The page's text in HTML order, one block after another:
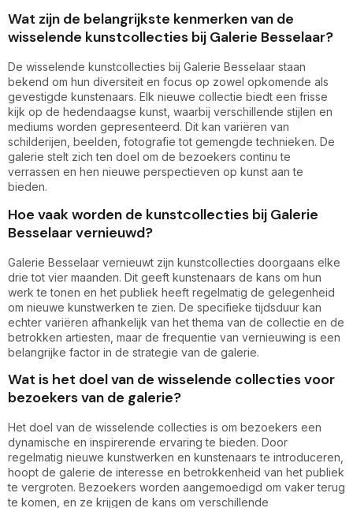
Wat zijn de belangrijkste kenmerken van de
wisselende kunstcollecties bij Galerie Besselaar?
De wisselende kunstcollecties bij Galerie Besselaar staan
bekend om hun diversiteit en focus op zowel opkomende als
gevestigde kunstenaars. Elk nieuwe collectie biedt een frisse
kijk op de hedendaagse kunst, waarbij verschillende stijlen en
mediums worden gepresenteerd. Dit kan variëren van
schilderijen, beelden, fotografie tot gemengde technieken. De
galerie stelt zich ten doel om de bezoekers continu te
verrassen en hen nieuwe perspectieven op kunst aan te
bieden.
Hoe vaak worden de kunstcollecties bij Galerie
Besselaar vernieuwd?
Galerie Besselaar vernieuwt zijn kunstcollecties doorgaans elke
drie tot vier maanden. Dit geeft kunstenaars de kans om hun
werk te tonen en het publiek heeft regelmatig de gelegenheid
om nieuwe kunstwerken te zien. De specifieke tijdsduur kan
echter variëren afhankelijk van het thema van de collectie en de
betrokken artiesten, maar de frequentie van vernieuwing is een
belangrijke factor in de strategie van de galerie.
Wat is het doel van de wisselende collecties voor
bezoekers van de galerie?
Het doel van de wisselende collecties is om bezoekers een
dynamische en inspirerende ervaring te bieden. Door
regelmatig nieuwe kunstwerken en kunstenaars te introduceren,
hoopt de galerie de interesse en betrokkenheid van het publiek
te vergroten. Bezoekers worden aangemoedigd om vaker terug
te komen, en ze krijgen de kans om verschillende